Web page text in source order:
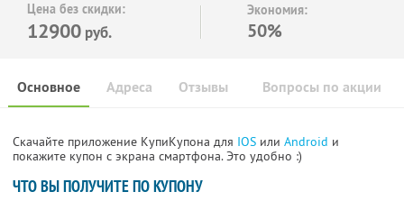
Цена без скидки:
12900 руб.
Экономия:
50%
Основное Отзывы Вопросы по акции
Адреса
Скачайте приложение КупиКупона для IOS или Android и
покажите купон с экрана смартфона. Это удобно :)
ЧТО ВЫ ПОЛУЧИТЕ ПО КУПОНУ